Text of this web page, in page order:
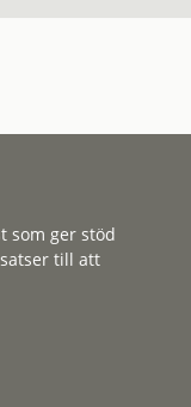
som ger stöd
till att